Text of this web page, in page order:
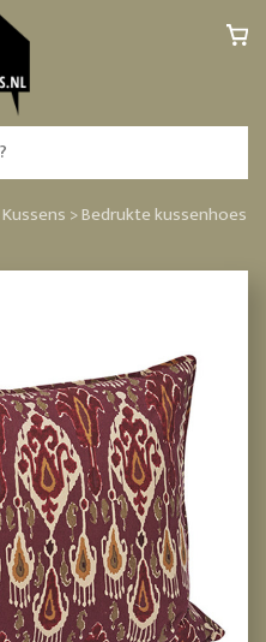
Kussens >Bedrukte kussenhoes